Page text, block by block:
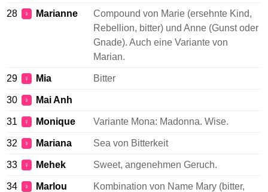
28 ♀ Marianne
Compound von Marie (ersehnte Kind,
Rebellion, bitter) und Anne (Gunst oder
Gnade). Auch eine Variante von
Marian.
29 ♀ Mia Bitter
30 ♀ Mai Anh
31 ♀ Monique Variante Mona: Madonna. Wise.
32 ♀ Mariana Sea von Bitterkeit
33 ♀ Mehek Sweet, angenehmen Geruch.
34 ♀ Marlou
Kombination von Name Mary (bitter,